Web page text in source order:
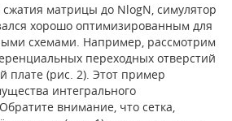
матрицы до NlogN, симулятор
хорошо оптимизированным для
схемами. Например, рассмотрим
переходных отверстий
плате (рис. 2). Этот пример
интегрального
внимание, что сетка,